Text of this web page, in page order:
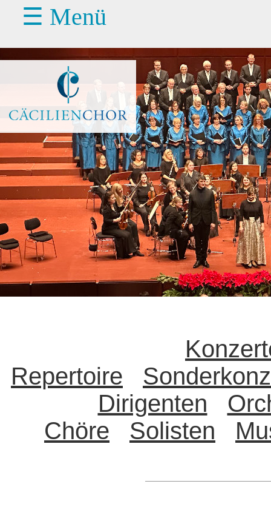
☰ Menü
Repertoire
Dirigenten
Chöre
Solisten